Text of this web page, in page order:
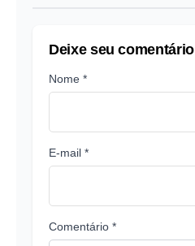
Deixe seu comentário
Nome *
E-mail *
Comentário *